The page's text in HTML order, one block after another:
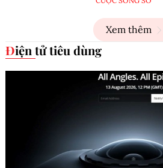
Xem thêm
Điện tử tiêu dùng